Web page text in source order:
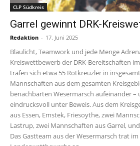
CLP Südkreis
Garrel gewinnt DRK-
Redaktion - 17. Juni 2025
Blaulicht, Teamwork und jede Menge
Kreiswettbewerb der DRK-Bereitschaften
trafen sich etwa 55 Rotkreuzler in
Mannschaften aus dem gesamten
benachbarten Wesermarsch aufeinander
eindrucksvoll unter Beweis. Aus dem
aus Essen, Emstek, Friesoythe, zwei
Lastrup, zwei Mannschaften aus Garrel,
Das Gastteam aus der Wesermarsch trat